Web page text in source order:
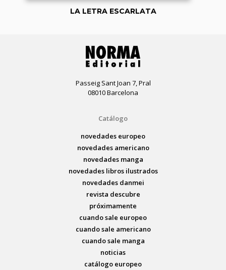
LA LETRA ESCARLATA
Passeig Sant Joan 7, Pral
08010 Barcelona
Catálogo
novedades europeo
novedades americano
novedades manga
novedades libros ilustrados
novedades danmei
revista descubre
próximamente
cuando sale europeo
cuando sale americano
cuando sale manga
noticias
catálogo europeo